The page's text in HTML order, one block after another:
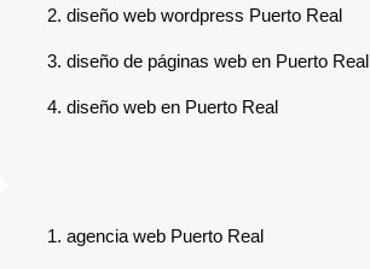
diseño web wordpress Puerto Real
diseño de páginas web en Puerto Real
diseño web en Puerto Real
agencia web Puerto Real